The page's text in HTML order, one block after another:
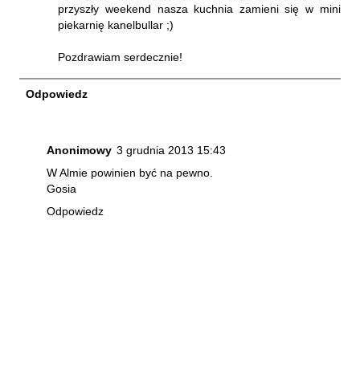
przyszły weekend nasza kuchnia zamieni się w mini
piekarnię kanelbullar ;)
Pozdrawiam serdecznie!
Odpowiedz
Anonimowy 3 grudnia 2013 15:43
W Almie powinien być na pewno.
Gosia
Odpowiedz